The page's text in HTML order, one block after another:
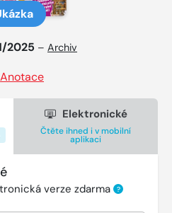
2025 – Archiv
Anotace
Elektronické
Čtěte ihned i v mobilní
aplikaci
verze zdarma ?